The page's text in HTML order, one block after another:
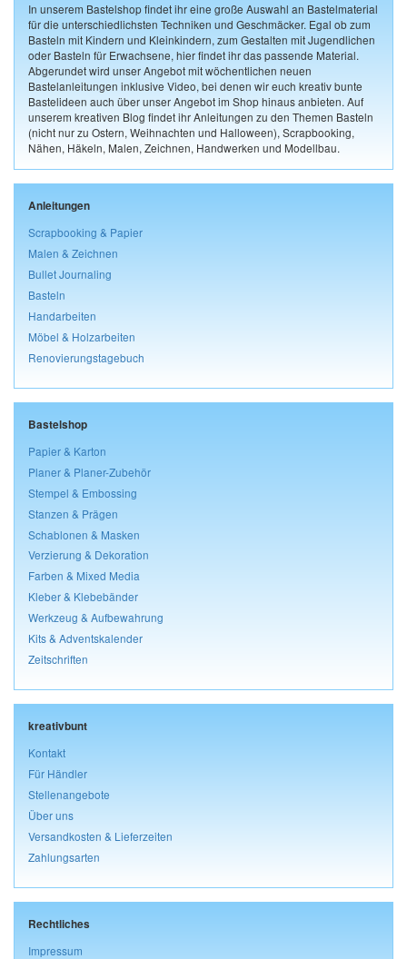
In unserem Bastelshop findet ihr eine große Auswahl an Bastelmaterial
für die unterschiedlichsten Techniken und Geschmäcker. Egal ob zum
Basteln mit Kindern und Kleinkindern, zum Gestalten mit Jugendlichen
oder Basteln für Erwachsene, hier findet ihr das passende Material.
Abgerundet wird unser Angebot mit wöchentlichen neuen
Bastelanleitungen inklusive Video, bei denen wir euch kreativ bunte
Bastelideen auch über unser Angebot im Shop hinaus anbieten. Auf
unserem kreativen Blog findet ihr Anleitungen zu den Themen Basteln
(nicht nur zu Ostern, Weihnachten und Halloween), Scrapbooking,
Nähen, Häkeln, Malen, Zeichnen, Handwerken und Modellbau.
Anleitungen
Scrapbooking & Papier
Malen & Zeichnen
Bullet Journaling
Basteln
Handarbeiten
Möbel & Holzarbeiten
Renovierungstagebuch
Bastelshop
Papier & Karton
Planer & Planer-Zubehör
Stempel & Embossing
Stanzen & Prägen
Schablonen & Masken
Verzierung & Dekoration
Farben & Mixed Media
Kleber & Klebebänder
Werkzeug & Aufbewahrung
Kits & Adventskalender
Zeitschriften
kreativbunt
Kontakt
Für Händler
Stellenangebote
Über uns
Versandkosten & Lieferzeiten
Zahlungsarten
Rechtliches
Impressum